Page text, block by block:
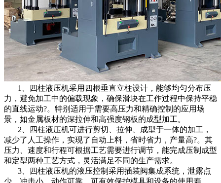
1、四柱液压机采用四根垂直立柱设计，能够均匀分布压
力，避免加工中的偏载现象，确保滑块在工作过程中保持平稳
的直线运动?。特别适用于需要高压力和精确控制的应用场
景，如金属板材的深拉伸和高强度钢板的成型加工。
2、四柱液压机可进行剪切、拉伸、成型于一体的加工，
减少了人工操作，实现了自动上料，省时省力，产量高?。其
压力、速度和行程可根据工艺需要进行调节，能完成压制成型
和定型两种工艺方式，灵活满足不同的生产需求。
3、四柱液压机的液压控制采用插装阀集成系统，泄露点
少、冲击小、动作可靠，可有效保护模具和设备的使用寿